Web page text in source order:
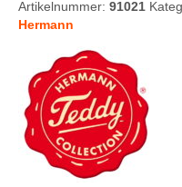
Artikelnummer: 91021
Hermann